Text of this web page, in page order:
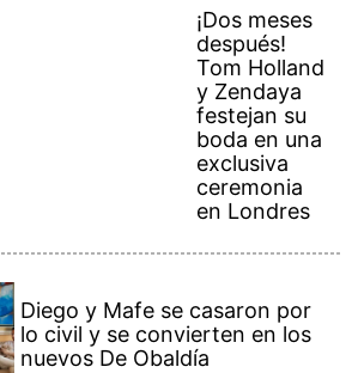
¡Dos meses
después!
Tom Holland
y Zendaya
festejan su
boda en una
exclusiva
ceremonia
en Londres
Diego y Mafe se casaron por
lo civil y se convierten en los
nuevos De Obaldía